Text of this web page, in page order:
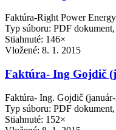
Faktúra-Right Power
Typ súboru: PDF
Stiahnuté: 146×
Vložené: 8. 1. 2015
Faktúra- Ing Gojdič
Faktúra- Ing. Gojdič
Typ súboru: PDF
Stiahnuté: 152×